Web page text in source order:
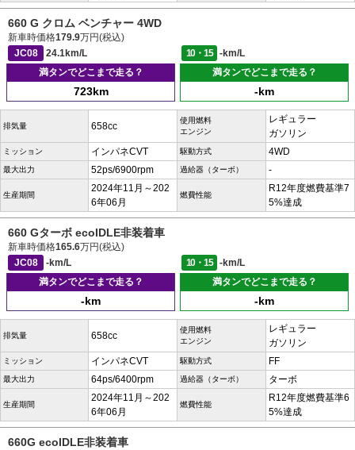
660 G クロム ベンチャー 4WD
新車時価格179.9万円(税込)
JC08
24.1km/L 10・15
-km/L
満タンでどこまで走る？
723km
満タンでどこまで走る？
-km
排気量 658cc
使用燃料
エンジン
レギュラー
ガソリン
ミッション インパネCVT 駆動方式 4WD
最大出力 52ps/6900rpm 過給器（ターボ） -
生産期間
2024年11月～202
6年06月
燃費性能
R12年度燃費基準7
5%達成
660 Gターボ ecoIDLE非装着車
新車時価格165.6万円(税込)
JC08
-km/L 10・15
-km/L
満タンでどこまで走る？
-km
満タンでどこまで走る？
-km
排気量 658cc
使用燃料
エンジン
レギュラー
ガソリン
ミッション インパネCVT 駆動方式 FF
最大出力 64ps/6400rpm 過給器（ターボ） ターボ
生産期間
2024年11月～202
6年06月
燃費性能
R12年度燃費基準6
5%達成
660G ecoIDLE非装着車